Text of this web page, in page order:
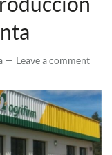
Leave a comment